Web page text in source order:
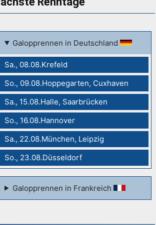
Galopprennen in Deutschland
Sa., 08.08.Krefeld
So., 09.08.Hoppegarten, Cuxhaven
Sa., 15.08.Halle, Saarbrücken
So., 16.08.Hannover
Sa., 22.08.München, Leipzig
So., 23.08.Düsseldorf
Galopprennen in Frankreich